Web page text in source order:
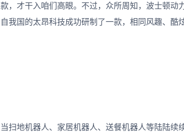
款，才干入咱们高眼。不过，众所周知，波士顿
自我国的太昂科技成功研制了一款，相同风趣、酷
当扫地机器人、家居机器人、送餐机器人等陆陆